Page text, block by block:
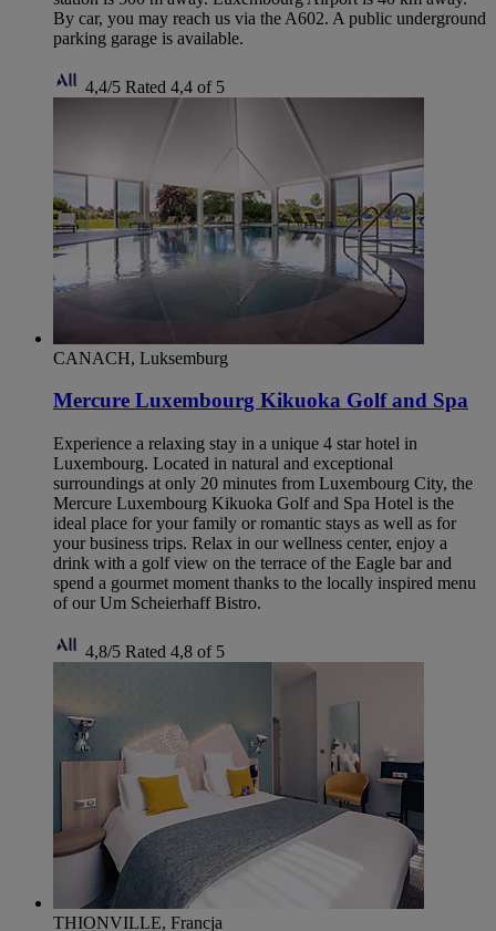
By car, you may reach us via the A602. A public underground
parking garage is available.
4,4/5 Rated 4,4 of 5
CANACH, Luksemburg
Mercure Luxembourg Kikuoka Golf and Spa
Experience a relaxing stay in a unique 4 star hotel in
Luxembourg. Located in natural and exceptional
surroundings at only 20 minutes from Luxembourg City, the
Mercure Luxembourg Kikuoka Golf and Spa Hotel is the
ideal place for your family or romantic stays as well as for
your business trips. Relax in our wellness center, enjoy a
drink with a golf view on the terrace of the Eagle bar and
spend a gourmet moment thanks to the locally inspired menu
of our Um Scheierhaff Bistro.
4,8/5 Rated 4,8 of 5
THIONVILLE, Francja